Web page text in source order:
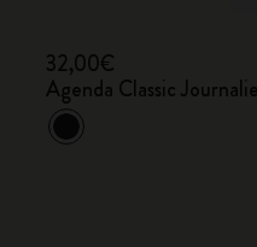
32,00€
Agenda Classic